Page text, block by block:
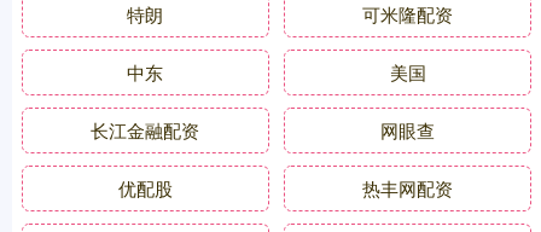
特朗 可米隆配资
中东 美国
长江金融配资 网眼查
优配股 热丰网配资